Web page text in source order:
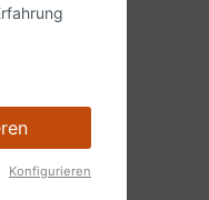
Konfigurieren